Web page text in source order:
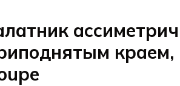
краем,